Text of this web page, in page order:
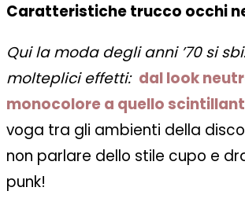
Caratteristiche trucco occhi
Qui la moda degli anni ’70 si
molteplici effetti: dal look
monocolore a quello
voga tra gli ambienti della
non parlare dello stile cupo e
punk!